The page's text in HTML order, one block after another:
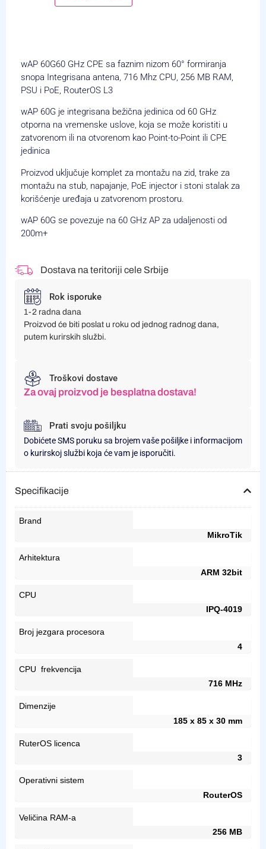
wAP 60G60 GHz CPE sa faznim nizom 60° formiranja
snopa Integrisana antena, 716 Mhz CPU, 256 MB RAM,
PSU i PoE, RouterOS L3
wAP 60G je integrisana bežična jedinica od 60 GHz
otporna na vremenske uslove, koja se može koristiti u
zatvorenom ili na otvorenom kao Point-to-Point ili CPE
jedinica
Proizvod uključuje komplet za montažu na zid, trake za
montažu na stub, napajanje, PoE injector i stoni stalak za
korišćenje uređaja u zatvorenom prostoru.
wAP 60G se povezuje na 60 GHz AP za udaljenosti od
200m+
Dostava na teritoriji cele Srbije
Rok isporuke
1-2 radna dana
Proizvod će biti poslat u roku od jednog radnog dana,
putem kurirskih službi.
Troškovi dostave
Za ovaj proizvod je besplatna dostava!
Prati svoju pošiljku
Dobićete SMS poruku sa brojem vaše pošiljke i informacijom
o kurirskoj službi koja će vam je isporučiti.
Specifikacije
Brand
MikroTik
Arhitektura
ARM 32bit
CPU
IPQ-4019
Broj jezgara procesora
4
CPU frekvencija
716 MHz
Dimenzije
185 x 85 x 30 mm
RuterOS licenca
3
Operativni sistem
RouterOS
Veličina RAM-a
256 MB